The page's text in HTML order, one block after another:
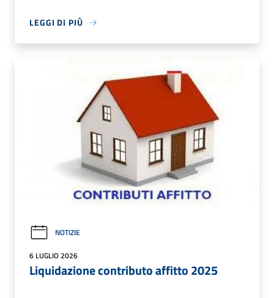
LEGGI DI PIÙ
NOTIZIE
6 LUGLIO 2026
Liquidazione contributo affitto 2025